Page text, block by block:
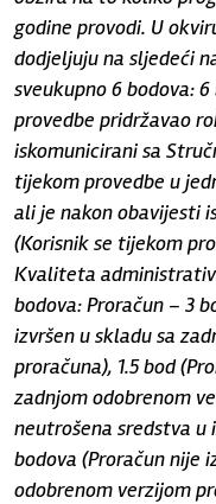
godine provodi. U
dodjeljuju na sljedeći
sveukupno 6 bodova:
provedbe pridržavao
iskomunicirani sa
tijekom provedbe u
ali je nakon obavijesti
(Korisnik se tijekom
Kvaliteta
bodova: Proračun – 3
izvršen u skladu sa
proračuna), 1.5 bod
zadnjom odobrenom
neutrošena sredstva u
bodova (Proračun nije
odobrenom verzijom